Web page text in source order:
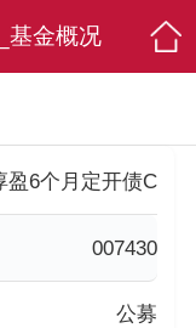
基金概况
盈6个月定开债C
007430
公募